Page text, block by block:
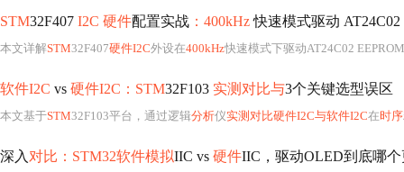
STM32F407 I2C 硬件配置实战 ：400kHz快速模式驱动 AT24C02
本文详解STM32F407硬件I2C外设在400kHz快速模式下驱动AT24C02
软件I2C vs 硬件I2C：STM32F103 实测对比与3个关键选型误区
本文基于STM32F103平台，通过逻辑分析仪实测对比硬件I2C与软件I2C在时序
深入 对比：STM32软件模拟IIC vs 硬件IIC，驱动OLED到底哪